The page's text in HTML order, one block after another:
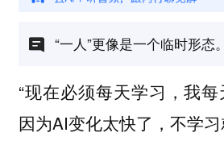
“一人”更像是一个临时形态。
“现在必须每天学习，我每
因为AI变化太快了，不学